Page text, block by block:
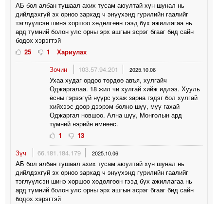
АБ бол албан тушаал ахих тусам аюултай хүн шунал нь
дийлдэхгүй эх орноо зархад ч энүүхэнд гурилийн гаалийг
тэглүүлсэн шинэ хоршоо хөдөлгөөн гээд бүх ажиллагаа нь
ард түмний болон улс орны эрх ашгын эсрэг бгааг бид сайн
бодох хэрэгтэй
25
1
Хариулах
Зочин
103.57.94.201 2025.10.06
Ухаа худаг ордоо төрдөө авъя, хулгайч
Оджаргалаа. 18 жил чи хулгай хийж идлээ. Хууль
ёсны гэрээгүй нүүрс ухаж зарна гэдэг бол хулгай
хийхээс доор дээрэм болно шүү, муу гахай
Оджаргал новшоо. Ална шүү, Монголын ард
түмний нэрийн өмнөөс.
1
13
Зүч
66.181.184.179 2025.10.06
АБ бол албан тушаал ахих тусам аюултай хүн шунал нь
дийлдэхгүй эх орноо зархад ч энүүхэнд гурилийн гаалийг
тэглүүлсэн шинэ хоршоо хөдөлгөөн гээд бүх ажиллагаа нь
ард түмний болон улс орны эрх ашгын эсрэг бгааг бид сайн
бодох хэрэгтэй